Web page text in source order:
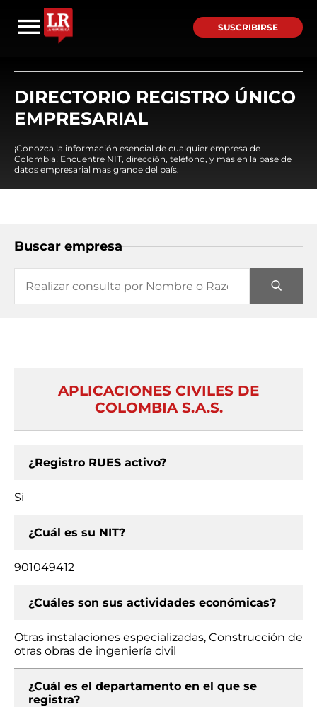
SUSCRIBIRSE
DIRECTORIO REGISTRO ÚNICO
EMPRESARIAL
¡Conozca la información esencial de cualquier empresa de
Colombia! Encuentre NIT, dirección, teléfono, y mas en la base de
datos empresarial mas grande del país.
Buscar empresa
APLICACIONES CIVILES DE
COLOMBIA S.A.S.
¿Registro RUES activo?
Si
¿Cuál es su NIT?
901049412
¿Cuáles son sus actividades económicas?
Otras instalaciones especializadas, Construcción de
otras obras de ingeniería civil
¿Cuál es el departamento en el que se
registra?